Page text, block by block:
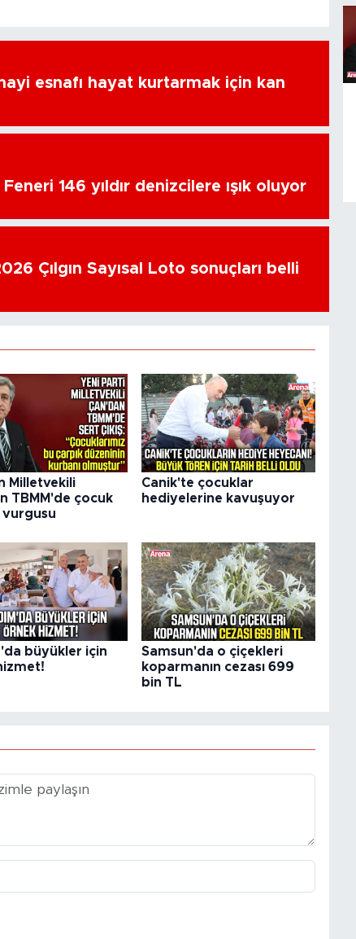
esnafı hayat kurtarmak için kan
146 yıldır denizcilere ışık oluyor
Çılgın Sayısal Loto sonuçları belli
Milletvekili
TBMM'de çocuk
Canik'te çocuklar
hediyelerine kavuşuyor
büyükler için
Samsun'da o çiçekleri
koparmanın cezası 699
bin TL